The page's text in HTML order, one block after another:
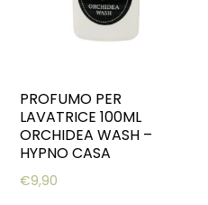
PROFUMO PER
LAVATRICE 100ML
ORCHIDEA WASH –
HYPNO CASA
€9,90